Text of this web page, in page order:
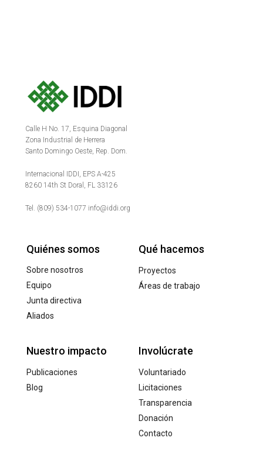
Calle H No. 17, Esquina Diagonal
Zona Industrial de Herrera
Santo Domingo Oeste, Rep. Dom.
Internacional IDDI, EPS A-425
8260 14th St Doral, FL 33126
Tel. (809) 534-1077 info@iddi.org
Quiénes somos
Sobre nosotros
Equipo
Junta directiva
Aliados
Qué hacemos
Proyectos
Áreas de trabajo
Nuestro impacto
Publicaciones
Blog
Involúcrate
Voluntariado
Licitaciones
Transparencia
Donación
Contacto